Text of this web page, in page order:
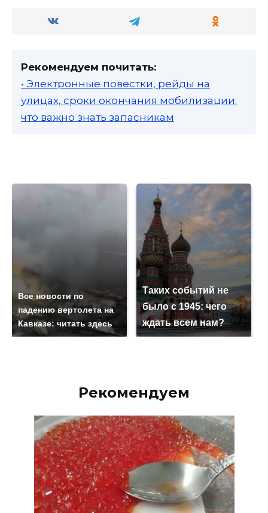
Рекомендуем почитать:
• Электронные повестки, рейды на
улицах, сроки окончания мобилизации:
что важно знать запасникам
Все новости по
падению вертолета на
Кавказе: читать здесь
Таких событий не
было с 1945: чего
ждать всем нам?
Рекомендуем